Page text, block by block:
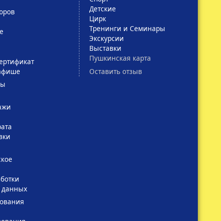
данных
Детские
Цирк
Тренинги и Семинары
Экскурсии
Выставки
Пушкинская карта
Оставить отзыв